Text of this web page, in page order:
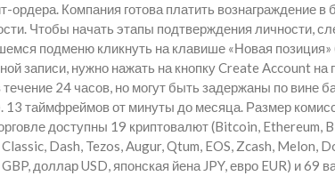
ордера. Компания готова платить вознаграждение
Чтобы начать этапы подтверждения личности,
подменю кликнуть на клавише «Новая
записи, нужно нажать на кнопку Create Account на
24 часов, но могут быть задержаны по вине
таймфреймов от минуты до месяца. Размер
доступны 19 криптовалют (Bitcoin, Ethereum,
Dash, Tezos, Augur, Qtum, EOS, Zcash, Melon,
доллар USD, японская йена JPY, евро EUR) и 69